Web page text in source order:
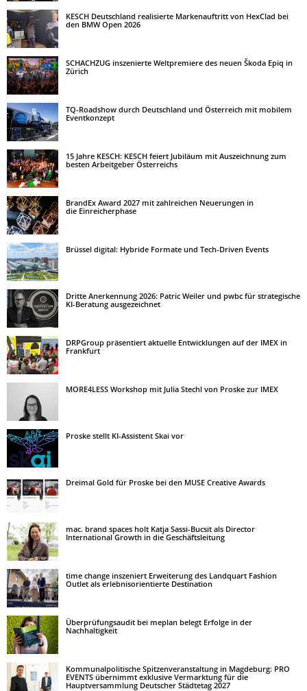
KESCH Deutschland realisierte Markenauftritt von HexClad bei
den BMW Open 2026
SCHACHZUG inszenierte Weltpremiere des neuen Škoda Epiq in
Zürich
TQ-Roadshow durch Deutschland und Österreich mit mobilem
Eventkonzept
15 Jahre KESCH: KESCH feiert Jubiläum mit Auszeichnung zum
besten Arbeitgeber Österreichs
BrandEx Award 2027 mit zahlreichen Neuerungen in
die Einreicherphase
Brüssel digital: Hybride Formate und Tech-Driven Events
Dritte Anerkennung 2026: Patric Weiler und pwbc für strategische
KI-Beratung ausgezeichnet
DRPGroup präsentiert aktuelle Entwicklungen auf der IMEX in
Frankfurt
MORE4LESS Workshop mit Julia Stechl von Proske zur IMEX
Proske stellt KI-Assistent Skai vor
Dreimal Gold für Proske bei den MUSE Creative Awards
mac. brand spaces holt Katja Sassi-Bucsit als Director
International Growth in die Geschäftsleitung
time change inszeniert Erweiterung des Landquart Fashion
Outlet als erlebnisorientierte Destination
Überprüfungsaudit bei meplan belegt Erfolge in der
Nachhaltigkeit
Kommunalpolitische Spitzenveranstaltung in Magdeburg: PRO
EVENTS übernimmt exklusive Vermarktung für die
Hauptversammlung Deutscher Städtetag 2027